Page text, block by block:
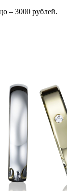
– 3000 рублей.